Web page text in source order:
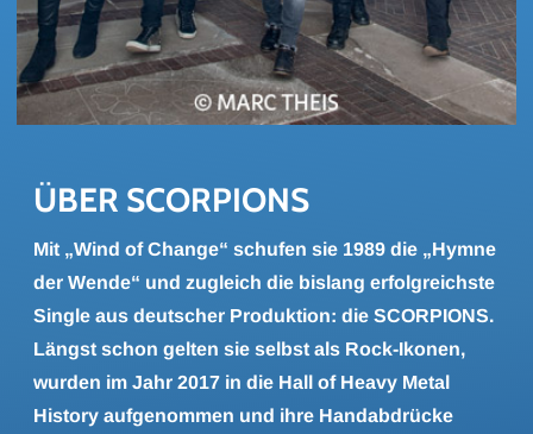
ÜBER SCOR­PI­ONS
Mit „Wind of Change“ schufen sie 1989 die „Hymne
der Wende“ und zugleich die bislang erfolgreichste
Single aus deutscher Produktion: die SCORPIONS.
Längst schon gelten sie selbst als Rock-Ikonen,
wurden im Jahr 2017 in die Hall of Heavy Metal
History aufgenommen und ihre Handabdrücke